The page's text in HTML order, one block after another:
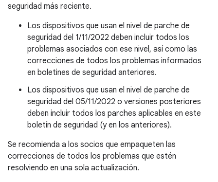
seguridad más reciente.
Los dispositivos que usan el nivel de parche de
seguridad del 1/11/2022 deben incluir todos los
problemas asociados con ese nivel, así como las
correcciones de todos los problemas informados
en boletines de seguridad anteriores.
Los dispositivos que usan el nivel de parche de
seguridad del 05/11/2022 o versiones posteriores
deben incluir todos los parches aplicables en este
boletín de seguridad (y en los anteriores).
Se recomienda a los socios que empaqueten las
correcciones de todos los problemas que estén
resolviendo en una sola actualización.